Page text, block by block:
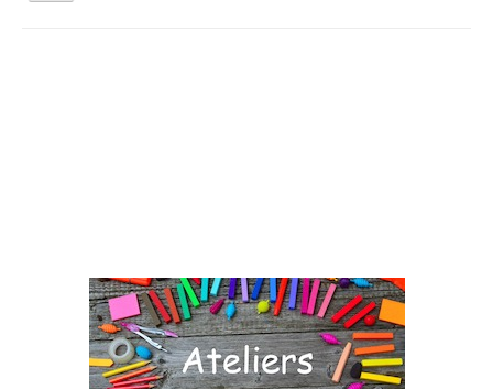
la
Guide Nature Patrimoine Volontaire (GNPV)
Centre de Ressources du Territoire (CRT)
Contact